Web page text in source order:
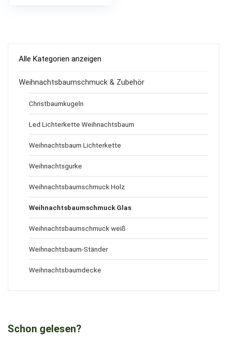
Alle Kategorien anzeigen
Weihnachtsbaumschmuck & Zubehör
Christbaumkugeln
Led Lichterkette Weihnachtsbaum
Weihnachtsbaum Lichterkette
Weihnachtsgurke
Weihnachtsbaumschmuck Holz
Weihnachtsbaumschmuck Glas
Weihnachtsbaumschmuck weiß
Weihnachtsbaum-Ständer
Weihnachtsbaumdecke
Schon gelesen?